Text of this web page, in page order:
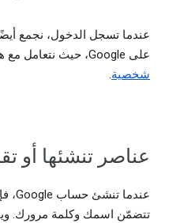
عندما تسجل الدخول، نجمع
على Google، حيث نتعامل مع هذه المعلومات على أنها
شخصية.
عناصر تنشئها أو
عندما تنشئ حساب Google، فإنك تزودنا بـ
تتضمّن اسمك وكلمة مرورك.